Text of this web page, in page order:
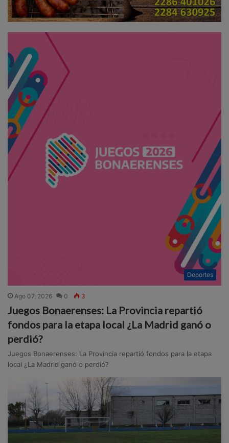
Deportes
Ago 07, 2026 0 3
Juegos Bonaerenses: La Provincia repartió
fondos para la etapa local ¿La Madrid ganó o
perdió?
Juegos Bonaerenses: La Provincia repartió fondos para la etapa
local ¿La Madrid ganó o perdió?